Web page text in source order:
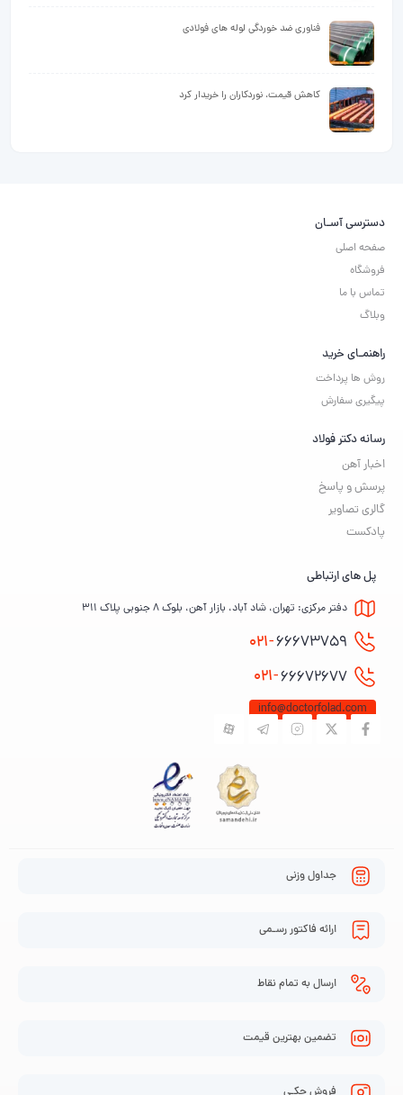
فناوری ضد خوردگی لوله های فولادی
کاهش قیمت، نوردکاران را خریدار کرد
دسترسی آسـان
صفحه اصلی
فروشگاه
تماس با ما
وبلاگ
راهنمـای خرید
روش ها پرداخت
پیگیری سفارش
رسانه دکتر فولاد
اخبار آهن
پرسش و پاسخ
گالری تصاویر
پادکست
پل های ارتباطی
دفتر مرکزی: تهران، شاد آباد، بازار آهن، بلوک ۸ جنوبی پلاک ۳۱۱
021-66673759
021-66672677
info@doctorfolad.com
جداول وزنی
ارائه فاکتور رسـمی
ارسال به تمام نقاط
تضمین بهترین قیمت